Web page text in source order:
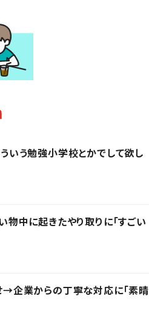
いう勉強小学校とかでして欲し
中に起きたやり取りに「すごい
企業からの丁寧な対応に「素晴